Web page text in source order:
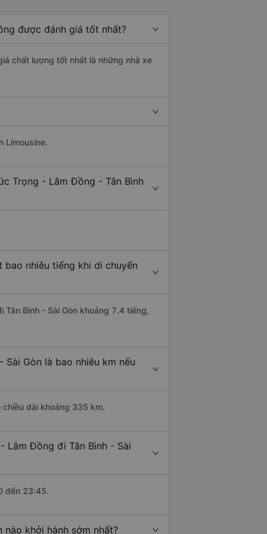
được đánh giá tốt nhất?
chất lượng tốt nhất là những nhà xe
Limousine.
Trọng - Lâm Đồng - Tân Bình
nhiêu tiếng khi di chuyển
Bình - Sài Gòn khoảng 7.4 tiếng,
Gòn là bao nhiêu km nếu
dài khoảng 335 km.
Lâm Đồng đi Tân Bình - Sài
đến 23:45.
khởi hành sớm nhất?